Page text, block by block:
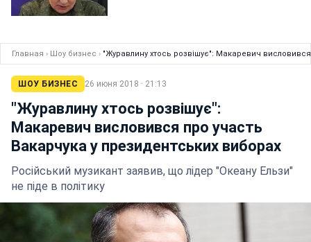
Главная › Шоу бизнес › "Журавлину хтось розвішує": Макаревич
ШОУ БИЗНЕС 26 июня 2018 · 21:13
"Журавлину хтось розвішує":
Макаревич висловився про участь
Вакарчука у президентських виборах
Російський музикант заявив, що лідер "Океану Ельзи"
не піде в політику